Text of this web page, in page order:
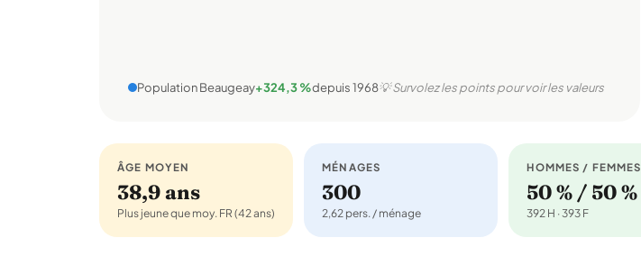
Population Beaugeay+324,3 %depuis 1968💡 Survolez les points pour voir les valeurs
ÂGE MOYEN
38,9 ans
Plus jeune que moy. FR (42 ans)
MÉNAGES
300
2,62 pers. / ménage
HOMMES / FEMMES
50 % / 50 %
392 H · 393 F